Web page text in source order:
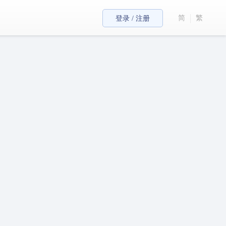
登录 / 注册 简 繁